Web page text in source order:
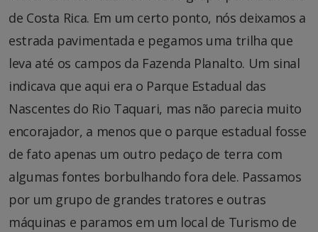
de Costa Rica. Em um certo ponto, nós deixamos a
estrada pavimentada e pegamos uma trilha que
leva até os campos da Fazenda Planalto. Um sinal
indicava que aqui era o Parque Estadual das
Nascentes do Rio Taquari, mas não parecia muito
encorajador, a menos que o parque estadual fosse
de fato apenas um outro pedaço de terra com
algumas fontes borbulhando fora dele. Passamos
por um grupo de grandes tratores e outras
máquinas e paramos em um local de Turismo de